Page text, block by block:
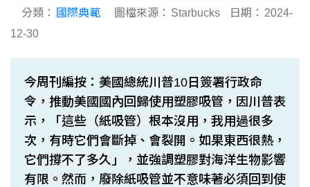
分類：
國際典範 圖檔來源： Starbucks 日期： 2024-
12-30
今周刊編按：美國總統川普10日簽署行政命
令，推動美國國內回歸使用塑膠吸管，因川普表
示，「這些（紙吸管）根本沒用，我用過很多
次，有時它們會斷掉、會裂開。如果東西很熱，
它們撐不了多久」，並強調塑膠對海洋生物影響
有限。然而，廢除紙吸管並不意味著必須回到使